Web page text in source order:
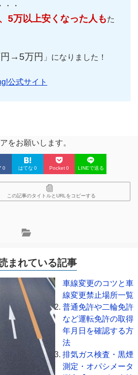
・・
5万以上安くなった人もた
→5万円 」になりました！
公式サイト
をお願いします。
0 はてな 0 Pocket0 LINEで送る
この記事のタイトルとURLをコピーする
まれている記事
車線変更のコツと車
線変更禁止場所一覧
普通免許や二輪免許
など運転免許の取得
年月日を確認する方
法
排気ガス検査・黒煙
測定・オパシメータ